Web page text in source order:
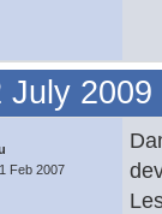
July 2009
Feb 2007